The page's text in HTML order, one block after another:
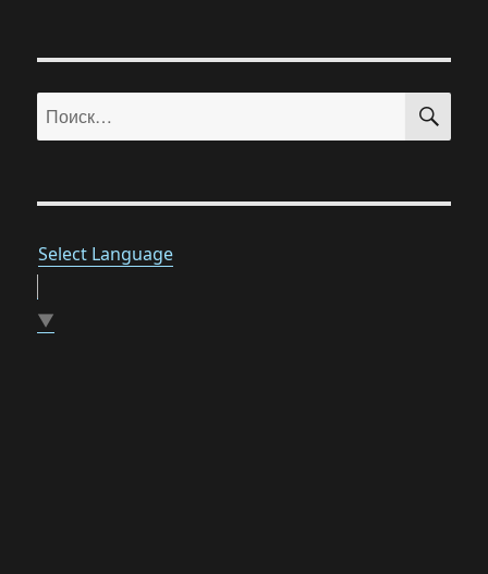
Искать:
Select Language
▼